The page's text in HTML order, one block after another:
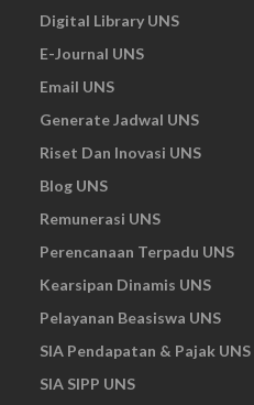
Digital Library UNS
E-Journal UNS
Email UNS
Generate Jadwal UNS
Riset Dan Inovasi UNS
Blog UNS
Remunerasi UNS
Perencanaan Terpadu UNS
Kearsipan Dinamis UNS
Pelayanan Beasiswa UNS
SIA Pendapatan & Pajak UNS
SIA SIPP UNS